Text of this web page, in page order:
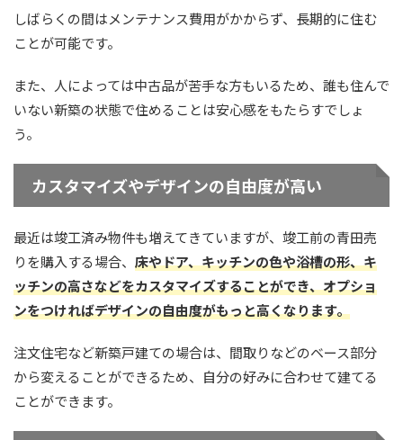
しばらくの間はメンテナンス費用がかからず、長期的に住む
ことが可能です。
また、人によっては中古品が苦手な方もいるため、誰も住んで
いない新築の状態で住めることは安心感をもたらすでしょ
う。
カスタマイズやデザインの自由度が高い
最近は竣工済み物件も増えてきていますが、竣工前の青田売
りを購入する場合、 床やドア、キッチンの色や浴槽の形、キ
ッチンの高さなどをカスタマイズすることができ、オプショ
ンをつければデザインの自由度がもっと高くなります。
注文住宅など新築戸建ての場合は、間取りなどのベース部分
から変えることができるため、 自分の好みに合わせて建てる
ことができます。